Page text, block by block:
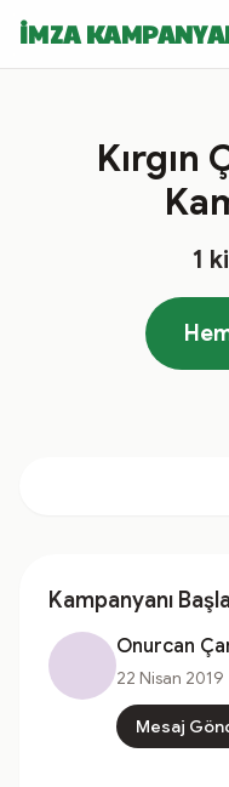
İMZA
Kırgın
1
Kampanyanı
Onurcan
22 Nisan 2019
Mesaj